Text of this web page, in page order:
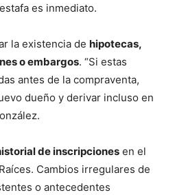
es inmediato.
la existencia de hipotecas,
o embargos. “Si estas
antes de la compraventa,
dueño y derivar incluso en
de inscripciones en el
Cambios irregulares de
o antecedentes